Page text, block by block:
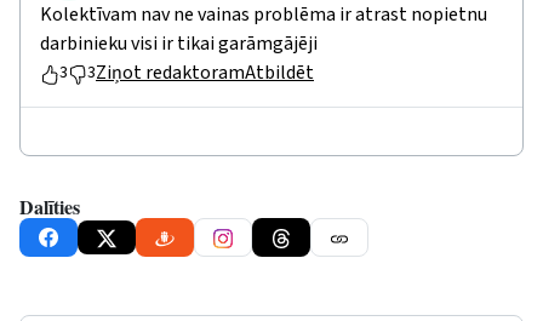
Kolektīvam nav ne vainas problēma ir atrast nopietnu
darbinieku visi ir tikai garāmgājēji
3 3Ziņot redaktoramAtbildēt
Dalīties